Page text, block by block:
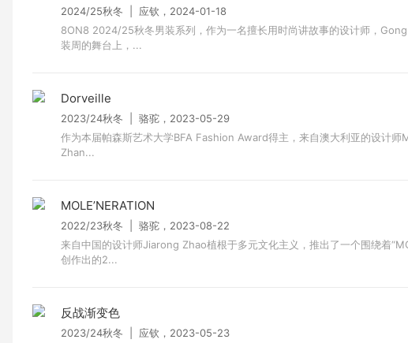
2024/25秋冬 | 应钦，2024-01-18
8ON8 2024/25秋冬男装系列，作为一名擅长用时尚讲故事的设计师，
装周的舞台上，...
Dorveille
2023/24秋冬 | 骆驼，2023-05-29
作为本届帕森斯艺术大学BFA Fashion Award得主，来自澳大利亚的设计师
Zhan...
MOLE’NERATION
2022/23秋冬 | 骆驼，2023-08-22
来自中国的设计师Jiarong Zhao植根于多元文化主义，推出了一个围绕着
创作出的2...
反战渐变色
2023/24秋冬 | 应钦，2023-05-23